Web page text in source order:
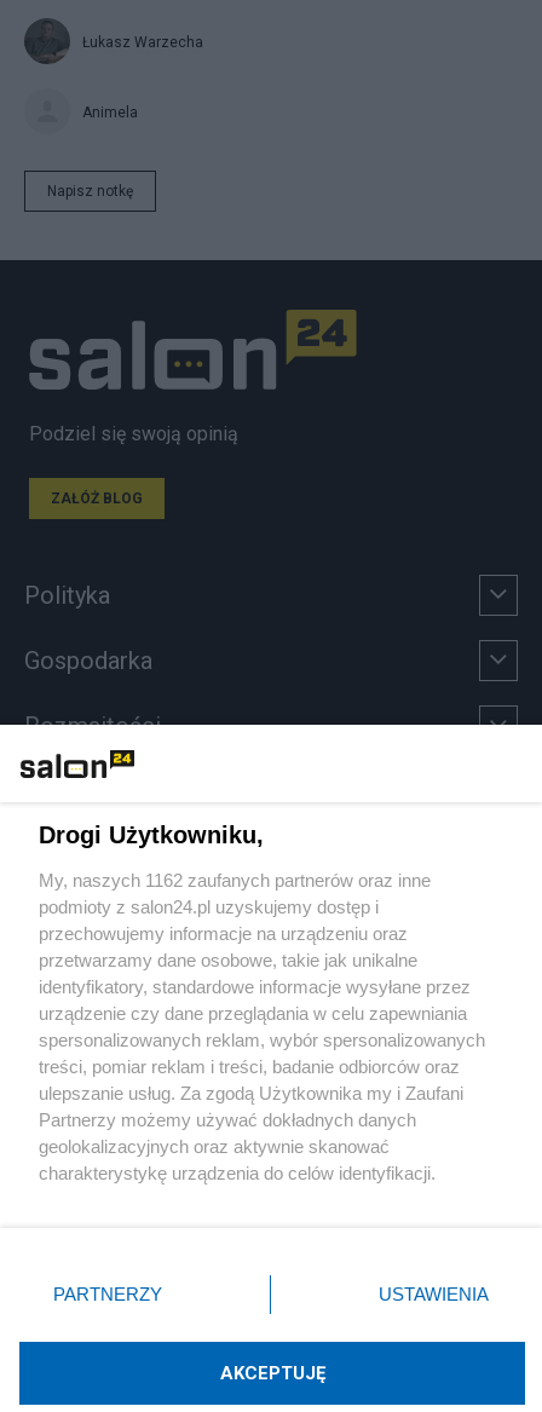
Łukasz Warzecha
Animela
Napisz notkę
Podziel się swoją opinią
ZAŁÓŻ BLOG
Polityka
Gospodarka
Rozmaitości
Sport
Społeczeństwo
Kultura
X Facebook Instagram Youtube
Technologię dostarcza:W3media.pl
Drogi Użytkowniku,
My, naszych 1162 zaufanych partnerów oraz inne
podmioty z salon24.pl uzyskujemy dostęp i
przechowujemy informacje na urządzeniu oraz
przetwarzamy dane osobowe, takie jak unikalne
identyfikatory, standardowe informacje wysyłane przez
urządzenie czy dane przeglądania w celu zapewniania
spersonalizowanych reklam, wybór spersonalizowanych
treści, pomiar reklam i treści, badanie odbiorców oraz
ulepszanie usług. Za zgodą Użytkownika my i Zaufani
Partnerzy możemy używać dokładnych danych
geolokalizacyjnych oraz aktywnie skanować
charakterystykę urządzenia do celów identyfikacji.
zmienić/wycofać klikając przycisk ustawień prywatności
znajdujący się w lewym dolnym rogu strony
rodzaje przetwarzania danych nie wymagają zgody
użytkownika, ale masz prawo sprzeciwić się takiemu
PARTNERZY USTAWIENIA
AKCEPTUJĘ